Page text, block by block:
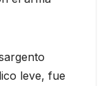
leve, fue